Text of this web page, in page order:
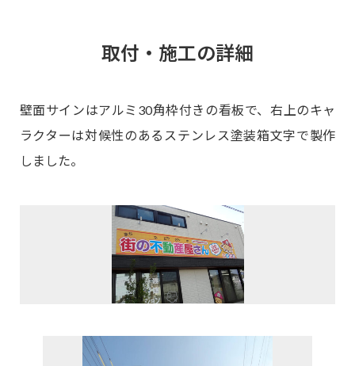
取付・施工の詳細
壁面サインはアルミ30角枠付きの看板で、右上のキャ
ラクターは対候性のあるステンレス塗装箱文字で製作
しました。